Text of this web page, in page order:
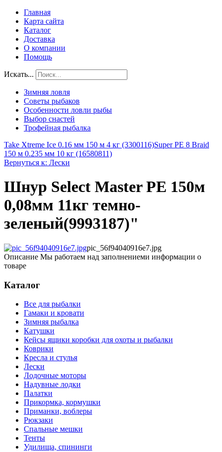
Главная
Карта сайта
Каталог
Доставка
О компании
Помощь
Искать...
Зимняя ловля
Советы рыбаков
Особенности ловли рыбы
Выбор снастей
Трофейная рыбалка
Take Xtreme Ice 0.16 мм 150 м 4 кг (3300116)Super PE 8 Braid
150 м 0.235 мм 10 кг (16580811)
Вернуться к: Лески
Шнур Select Master PE 150м
0,08мм 11кг темно-
зеленый(9993187)"
pic_56f94040916e7.jpg
Описание Мы работаем над заполнениеми информации о
товаре
Каталог
Все для рыбалки
Гамаки и кровати
Зимняя рыбалка
Катушки
Кейсы ящики коробки для охоты и рыбалки
Коврики
Кресла и стулья
Лески
Лодочные моторы
Надувные лодки
Палатки
Прикормка, кормушки
Приманки, воблеры
Рюкзаки
Спальные мешки
Тенты
Удилища, спининги